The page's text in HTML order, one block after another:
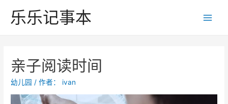
乐乐记事本
亲子阅读时间
幼儿园 / 作者： ivan